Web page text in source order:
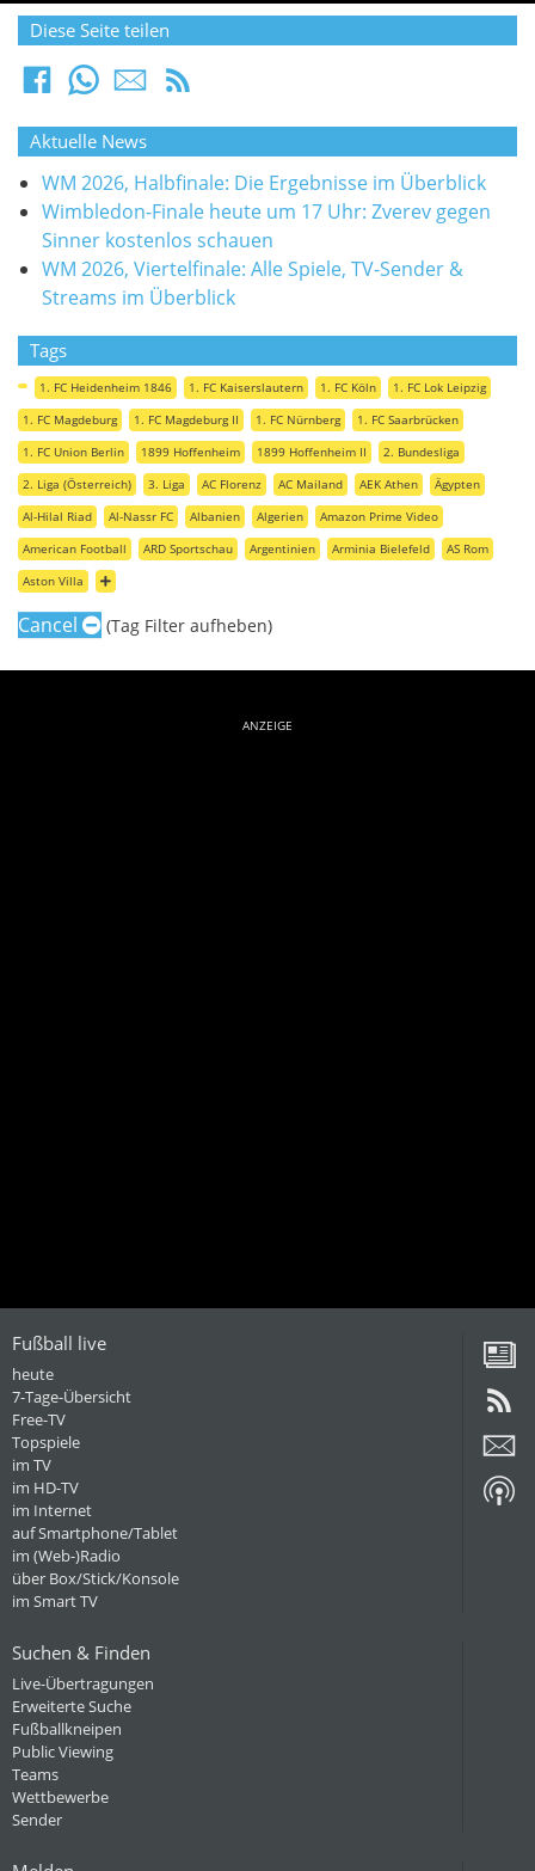
Diese Seite teilen
Aktuelle News
WM 2026, Halbfinale: Die Ergebnisse im Überblick
Wimbledon-Finale heute um 17 Uhr: Zverev gegen
Sinner kostenlos schauen
WM 2026, Viertelfinale: Alle Spiele, TV-Sender &
Streams im Überblick
Tags
1. FC Heidenheim 1846 1. FC Kaiserslautern 1. FC Köln
1. FC Lok Leipzig
1. FC Magdeburg
1. FC Magdeburg II 1. FC Nürnberg
1. FC Saarbrücken
1. FC Union Berlin
1899 Hoffenheim 1899 Hoffenheim II
2. Bundesliga
2. Liga (Österreich)
3. Liga AC Florenz AC Mailand AEK Athen
Ägypten
Al-Hilal Riad
Al-Nassr FC Albanien Algerien
Amazon Prime Video
American Football
ARD Sportschau Argentinien Arminia Bielefeld
AS Rom
Aston Villa
Cancel (Tag Filter aufheben)
ANZEIGE
Fußball live
heute
7-Tage-Übersicht
Free-TV
Topspiele
im TV
im HD-TV
im Internet
auf Smartphone/Tablet
im (Web-)Radio
über Box/Stick/Konsole
im Smart TV
Suchen & Finden
Live-Übertragungen
Erweiterte Suche
Fußballkneipen
Public Viewing
Teams
Wettbewerbe
Sender